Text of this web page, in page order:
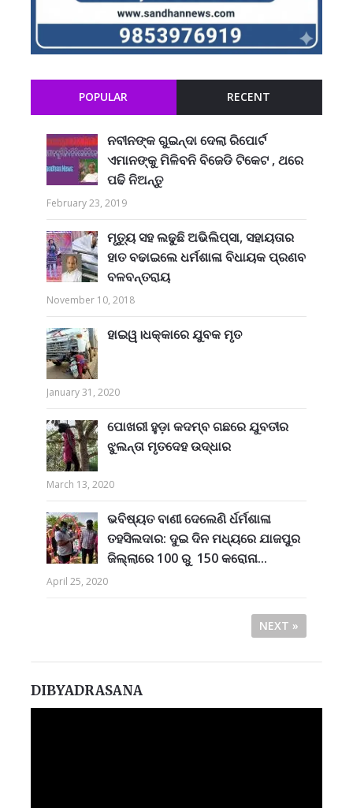
POPULAR RECENT
ନବୀନଙ୍କ ଗୁଇନ୍ଦା ଦେଲା ରିପୋର୍ଟ
ଏମାନଙ୍କୁ ମିଳିବନି ବିଜେଡି ଟିକେଟ , ଥରେ
ପଢି ନିଅନ୍ତୁ
February 23, 2019
ମୃତ୍ୟୁ ସହ ଲଢୁଛି ଅଭିଲିପ୍ସା, ସହାୟତାର
ହାତ ବଢାଇଲେ ଧର୍ମଶାଳା ବିଧାୟକ ପ୍ରଣବ
ବଳବନ୍ତରାୟ
November 10, 2018
ହାଇୱ।ଧକ୍କାରେ ଯୁବକ ମୃତ
January 31, 2020
ପୋଖରୀ ହୁଡ଼ା କଦମ୍ବ ଗଛରେ ଯୁବତୀର
ଝୁଲନ୍ତା ମୃତଦେହ ଉଦ୍ଧାର
March 13, 2020
ଭବିଷ୍ୟତ ବାଣୀ ଦେଲେଣି ର୍ଧର୍ମଶାଳା
ତହସିଲଦାର: ଦୁଇ ଦିନ ମଧ୍ୟରେ ଯାଜପୁର
ଜିଲ୍ଲାରେ 100 ରୁ 150 କରୋନା...
April 25, 2020
NEXT »
DIBYADRASANA